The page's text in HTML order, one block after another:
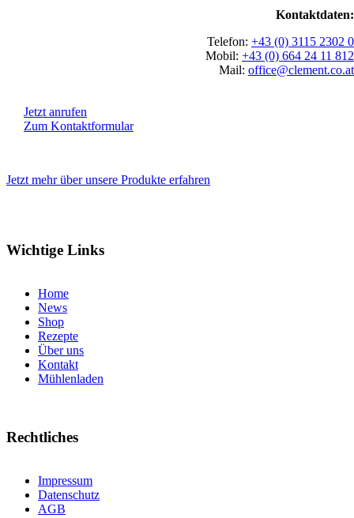
Kontaktdaten:
Telefon: +43 (0) 3115 2302 0
Mobil: +43 (0) 664 24 11 812
Mail: office@clement.co.at
Jetzt anrufen
Zum Kontaktformular
Jetzt mehr über unsere Produkte erfahren
Wichtige Links
Home
News
Shop
Rezepte
Über uns
Kontakt
Mühlenladen
Rechtliches
Impressum
Datenschutz
AGB